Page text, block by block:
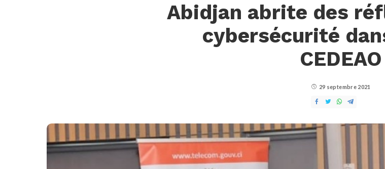
Abidjan abrite des
cybersécurité
CEDEAO
29 septembre 2021